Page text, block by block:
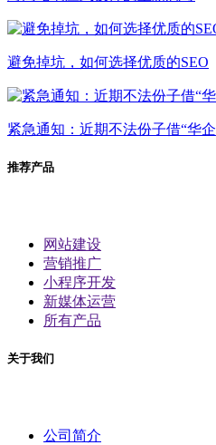
避免掉坑，如何选择优质的SEO
紧急通知：近期不法份子借“华企
推荐产品
网站建设
营销推广
小程序开发
新媒体运营
所有产品
关于我们
公司简介